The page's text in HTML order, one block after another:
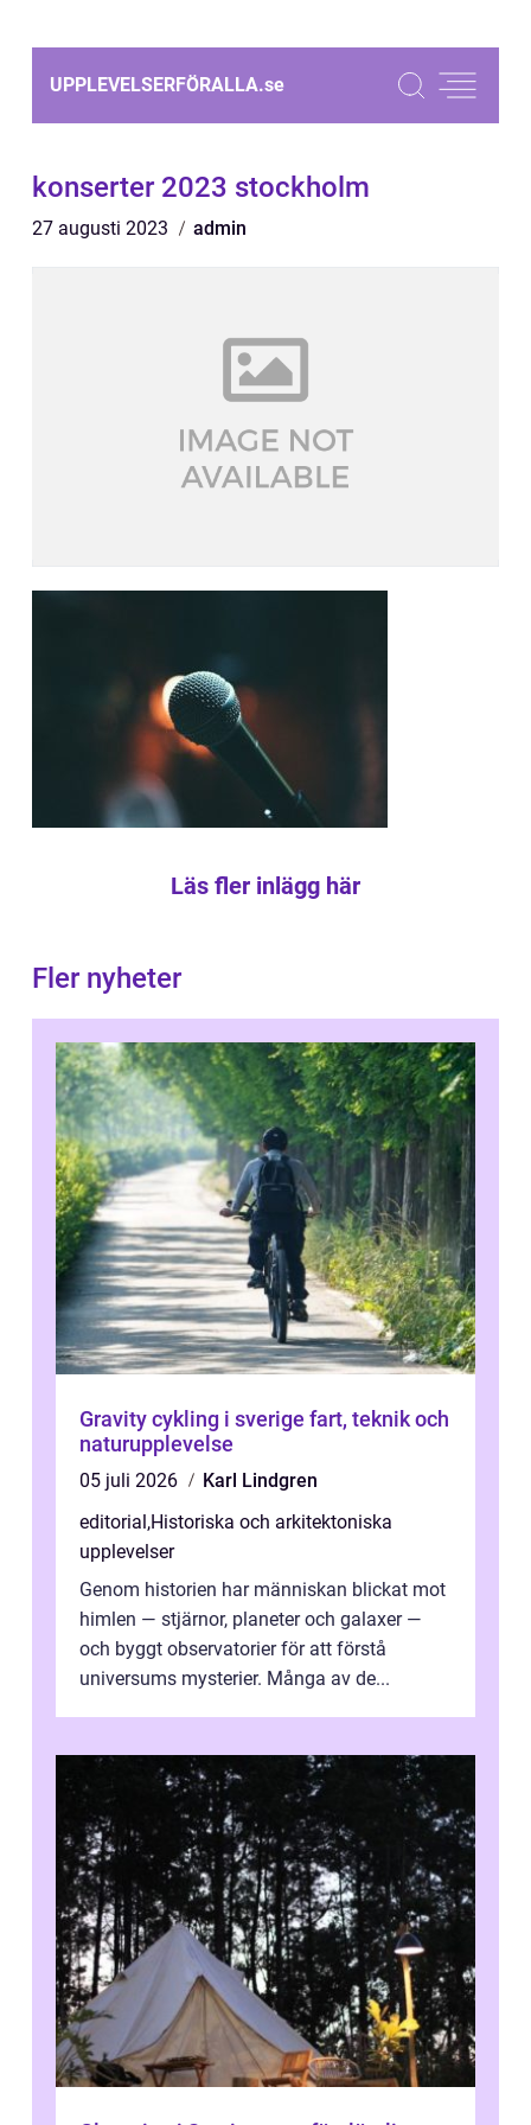
UPPLEVELSERFÖRALLA.se
konserter 2023 stockholm
27 augusti 2023 admin
Läs fler inlägg här
Fler nyheter
Gravity cykling i sverige fart, teknik och
naturupplevelse
05 juli 2026
Karl Lindgren
editorial,Historiska och arkitektoniska
upplevelser
Genom historien har människan blickat mot
himlen — stjärnor, planeter och galaxer —
och byggt observatorier för att förstå
universums mysterier. Många av de...